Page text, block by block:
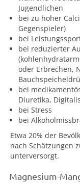
Jugendlichen
bei zu hoher
Gegenspieler)
bei
bei reduzierter
oder Erbrechen,
bei
Diuretika,
bei Stress
bei
Etwa 20% der
nach Schätzungen
unterversorgt.
Magnesium-